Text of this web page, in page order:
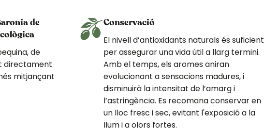
de
de
directament
mitjançant
Conservació
El nivell d’antioxidants naturals és suficient
per assegurar una vida útil a llarg termini.
Amb el temps, els aromes aniran
evolucionant a sensacions madures, i
disminuirà la intensitat de l’amarg i
l’astringència. Es recomana conservar en
un lloc fresc i sec, evitant l'exposició a la
llum i a olors fortes.